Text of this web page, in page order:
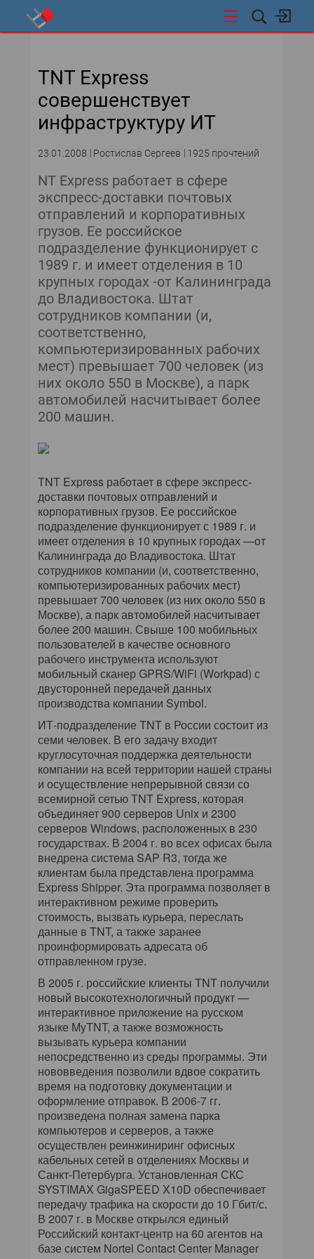
ТNT Express
совершенствует
инфраструктуру ИТ
23.01.2008 Ростислав Сергеев 1925 прочтений
NT Express работает в сфере
экспресс-доставки почтовых
отправлений и корпоративных
грузов. Ее российское
подразделение функционирует с
1989 г. и имеет отделения в 10
крупных городах -от Калининграда
до Владивостока. Штат
сотрудников компании (и,
соответственно,
компьютеризированных рабочих
мест) превышает 700 человек (из
них около 550 в Москве), а парк
автомобилей насчитывает более
200 машин.
ТNT Express работает в сфере экспресс-
доставки почтовых отправлений и
корпоративных грузов. Ее российское
подразделение функционирует с 1989 г. и
имеет отделения в 10 крупных городах —от
Калининграда до Владивостока. Штат
сотрудников компании (и, соответственно,
компьютеризированных рабочих мест)
превышает 700 человек (из них около 550 в
Москве), а парк автомобилей насчитывает
более 200 машин. Свыше 100 мобильных
пользователей в качестве основного
рабочего инструмента используют
мобильный сканер GPRS/WiFi (Workpad) с
двусторонней передачей данных
производства компании Symbol.
ИТ-подразделение TNT в России состоит из
семи человек. В его задачу входит
круглосуточная поддержка деятельности
компании на всей территории нашей страны
и осуществление непрерывной связи со
всемирной сетью ТNT Express, которая
объединяет 900 серверов Unix и 2300
серверов Windows, расположенных в 230
государствах. В 2004 г. во всех офисах была
внедрена система SAP R3, тогда же
клиентам была представлена программа
Express Shipper. Эта программа позволяет в
интерактивном режиме проверить
стоимость, вызвать курьера, переслать
данные в TNT, а также заранее
проинформировать адресата об
отправленном грузе.
В 2005 г. российские клиенты TNT получили
новый высокотехнологичный продукт —
интерактивное приложение на русском
языке MyTNT, а также возможность
вызывать курьера компании
непосредственно из среды программы. Эти
нововведения позволили вдвое сократить
время на подготовку документации и
оформление отправок. В 2006-7 гг.
произведена полная замена парка
компьютеров и серверов, а также
осуществлен реинжиниринг офисных
кабельных сетей в отделениях Москвы и
Санкт-Петербурга. Установленная СКС
SYSTIMAX GigaSPEED X10D обеспечивает
передачу трафика на скорости до 10 Гбит/с.
В 2007 г. в Москве открылся единый
Российский контакт-центр на 60 агентов на
базе систем Nortel Contact Center Manager